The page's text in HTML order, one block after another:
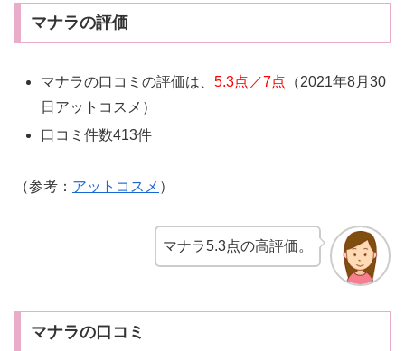
マナラの評価
マナラの口コミの評価は、5.3点／7点 （2021年8月30
日アットコスメ）
口コミ件数413件
（参考： アットコスメ ）
マナラ5.3点の高評価。
マナラの口コミ